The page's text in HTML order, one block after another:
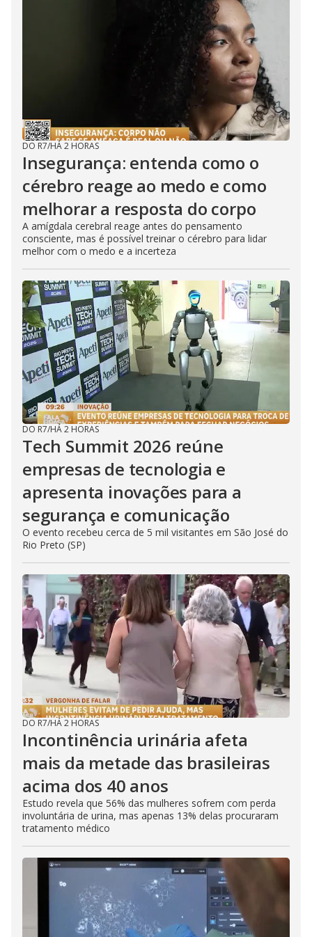
DO R7/HÁ 2 HORAS
Insegurança: entenda como o
cérebro reage ao medo e como
melhorar a resposta do corpo
A amígdala cerebral reage antes do pensamento
consciente, mas é possível treinar o cérebro para lidar
melhor com o medo e a incerteza
DO R7/HÁ 2 HORAS
Tech Summit 2026 reúne
empresas de tecnologia e
apresenta inovações para a
segurança e comunicação
O evento recebeu cerca de 5 mil visitantes em São José do
Rio Preto (SP)
DO R7/HÁ 2 HORAS
Incontinência urinária afeta
mais da metade das brasileiras
acima dos 40 anos
Estudo revela que 56% das mulheres sofrem com perda
involuntária de urina, mas apenas 13% delas procuraram
tratamento médico